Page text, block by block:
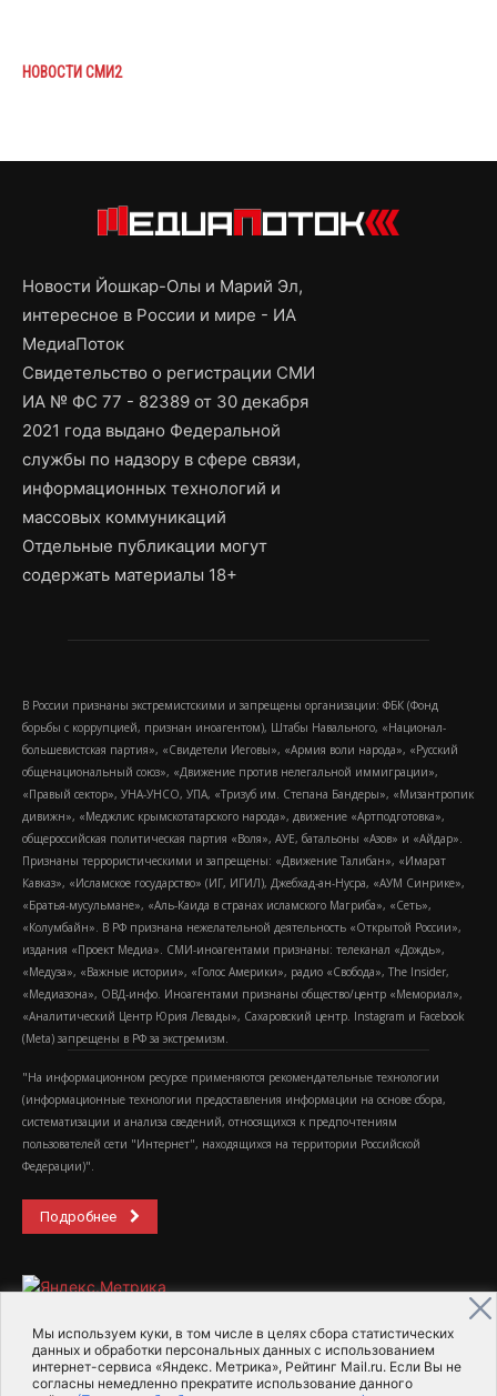
Мы используем куки, в том числе в целях сбора статистических
данных и обработки персональных данных с использованием
интернет-сервиса «Яндекс. Метрика», Рейтинг Mail.ru. Если Вы не
согласны немедленно прекратите использование данного
НОВОСТИ СМИ2
Новости Йошкар-Олы и Марий Эл,
интересное в России и мире - ИА
МедиаПоток
Свидетельство о регистрации СМИ
ИА № ФС 77 - 82389 от 30 декабря
2021 года выдано Федеральной
службы по надзору в сфере связи,
информационных технологий и
массовых коммуникаций
Отдельные публикации могут
содержать материалы 18+
В России признаны экстремистскими и запрещены организации: ФБК (Фонд
борьбы с коррупцией, признан иноагентом), Штабы Навального, «Национал-
большевистская партия», «Свидетели Иеговы», «Армия воли народа», «Русский
общенациональный союз», «Движение против нелегальной иммиграции»,
«Правый сектор», УНА-УНСО, УПА, «Тризуб им. Степана Бандеры», «Мизантропик
дивижн», «Меджлис крымскотатарского народа», движение «Артподготовка»,
общероссийская политическая партия «Воля», АУЕ, батальоны «Азов» и «Айдар».
Признаны террористическими и запрещены: «Движение Талибан», «Имарат
Кавказ», «Исламское государство» (ИГ, ИГИЛ), Джебхад-ан-Нусра, «АУМ Синрике»,
«Братья-мусульмане», «Аль-Каида в странах исламского Магриба», «Сеть»,
«Колумбайн». В РФ признана нежелательной деятельность «Открытой России»,
издания «Проект Медиа». СМИ-иноагентами признаны: телеканал «Дождь»,
«Медуза», «Важные истории», «Голос Америки», радио «Свобода», The Insider,
«Медиазона», ОВД-инфо. Иноагентами признаны общество/центр «Мемориал»,
«Аналитический Центр Юрия Левады», Сахаровский центр. Instagram и Facebook
(Metа) запрещены в РФ за экстремизм.
"На информационном ресурсе применяются рекомендательные технологии
(информационные технологии предоставления информации на основе сбора,
систематизации и анализа сведений, относящихся к предпочтениям
пользователей сети "Интернет", находящихся на территории Российской
Федерации)".
Подробнее
2015-2026- Информационное агентство МедиаПоток